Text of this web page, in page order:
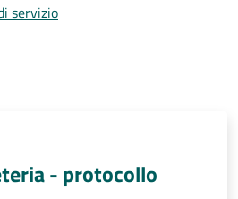
servizio
- protocollo